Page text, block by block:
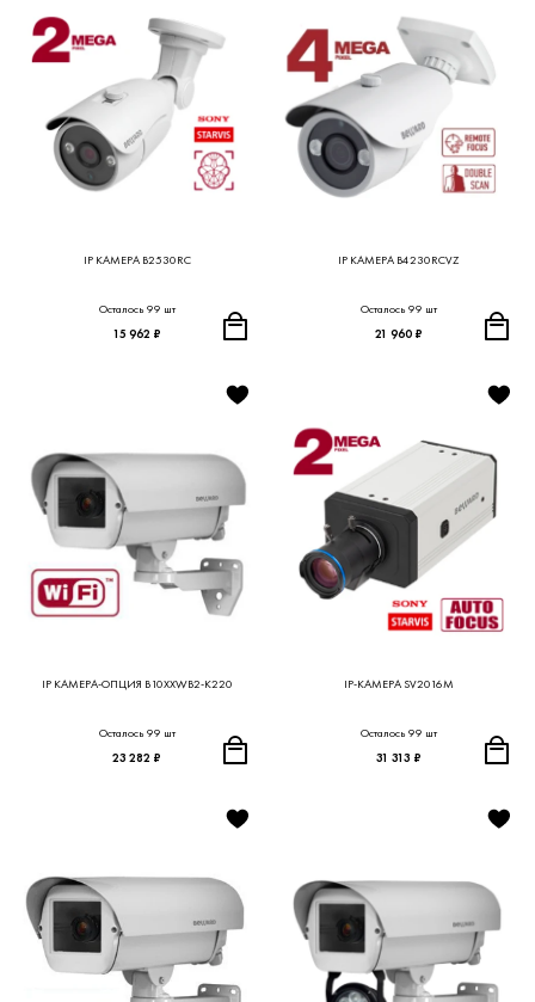
IP КАМЕРА B2530RC
Осталось 99 шт
15 962 ₽
IP КАМЕРА B4230RCVZ
Осталось 99 шт
21 960 ₽
IP КАМЕРА-ОПЦИЯ B10XXWB2-K220
Осталось 99 шт
23 282 ₽
IP-КАМЕРА SV2016M
Осталось 99 шт
31 313 ₽